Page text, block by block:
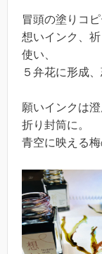
冒頭の塗りコピ
想いインク、
使い、
５弁花に形成
願いインクは
折り封筒に。
青空に映える